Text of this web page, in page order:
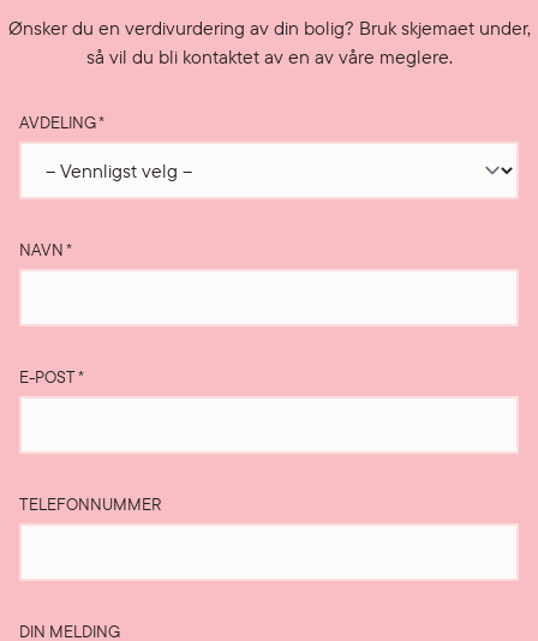
Ønsker du en verdivurdering av din bolig? Bruk skjemaet under,
så vil du bli kontaktet av en av våre meglere.
AVDELING*
NAVN*
E-POST*
TELEFONNUMMER
DIN MELDING